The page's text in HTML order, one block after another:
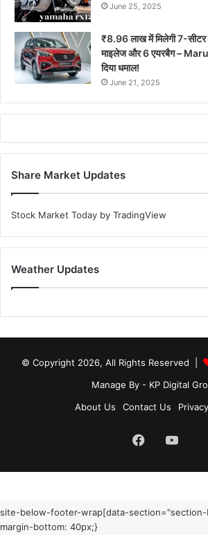
June 25, 2025
₹8.96 लाख में मिलेगी 7-सीटर
माइलेज और 6 एयरबैग –
दिया धमाल!
June 21, 2025
Share Market Updates
Stock Market Today by TradingView
Weather Updates
© Copyright 2026, All Rights Reserved |
Manage By - KP Digital
About Us
Contact Us
Facebook
site-below-footer-wrap[data-
margin-bottom: 40px;}